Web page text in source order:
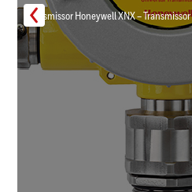
Transmissor Honeywell XNX –